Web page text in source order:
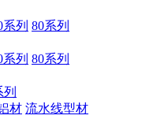
系列 80系列
系列 80系列
材 流水线型材